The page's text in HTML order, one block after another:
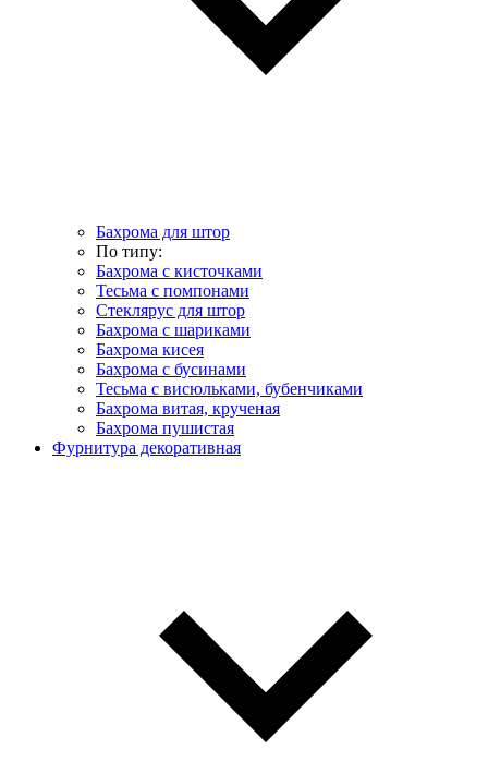
Бахрома для штор
По типу:
Бахрома с кисточками
Тесьма с помпонами
Стеклярус для штор
Бахрома с шариками
Бахрома кисея
Бахрома с бусинами
Тесьма с висюльками, бубенчиками
Бахрома витая, крученая
Бахрома пушистая
Фурнитура декоративная